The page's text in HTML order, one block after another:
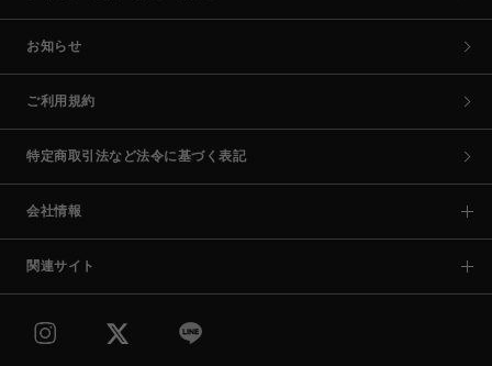
お知らせ
ご利用規約
特定商取引法など法令に基づく表記
会社情報
関連サイト